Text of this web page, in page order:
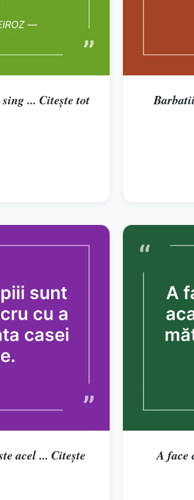
... Citește tot
acel ... Citește
A face